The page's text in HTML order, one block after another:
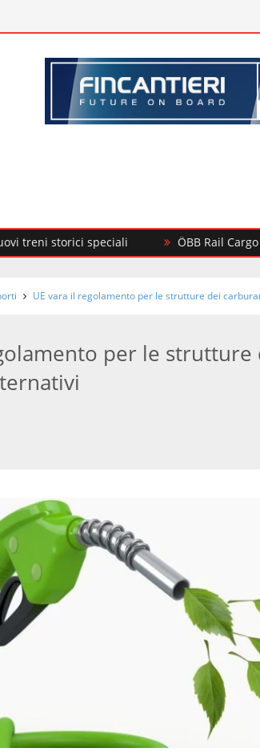
storici speciali ÖBB Rail Cargo
UE vara il regolamento per le strutture dei
per le strutture